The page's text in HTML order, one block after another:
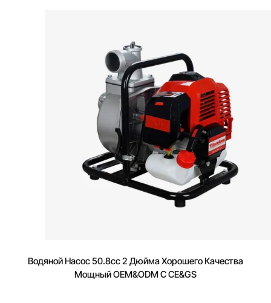
Водяной Насос 50.8cc 2 Дюйма Хорошего Качества
Мощный OEM&ODM С CE&GS